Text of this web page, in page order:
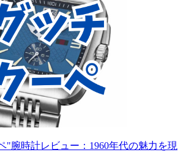
"腕時計レビュー：1960年代の魅力を現